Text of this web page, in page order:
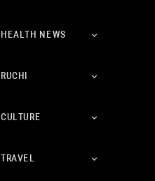
HEALTH NEWS
RUCHI
CULTURE
TRAVEL